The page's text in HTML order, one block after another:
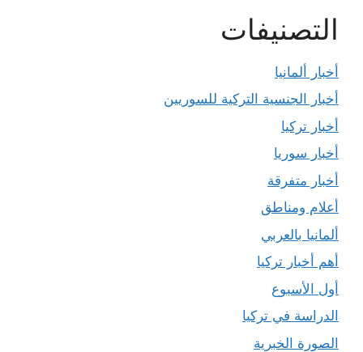
التصنيفات
أخبار ألمانيا
أخبار الجنسية التركية للسوريين
أخبار تركيا
أخبار سوريا
أخبار متفرقة
أعلام ومناطق
ألمانيا بالعربي
أهم أخبار تركيا
أول الأسبوع
الدراسة في تركيا
الصورة الخبرية